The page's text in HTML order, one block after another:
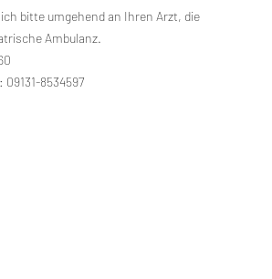
bitte umgehend an Ihren Arzt, die
Ambulanz.
8534597